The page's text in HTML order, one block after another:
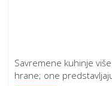
Savremene kuhinje
hrane; one